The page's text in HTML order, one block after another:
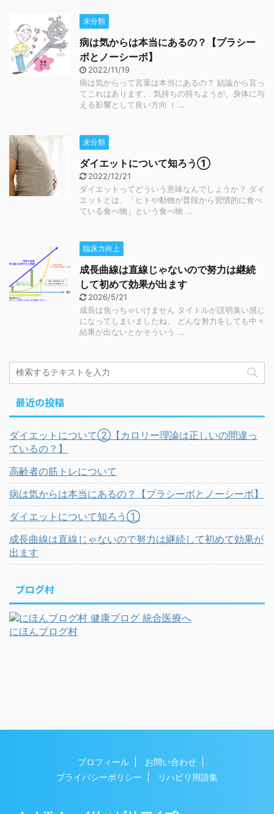
未分類
病は気からは本当にあるの？【プラシー
ボとノーシーボ】
2022/11/19
病は気からって言葉は本当にあるの？ 結論から言っ
てこれはあります。 気持ちの持ちようが、身体に与
える影響として良い方向（ ...
未分類
ダイエットについて知ろう①
2022/12/21
ダイエットってどういう意味なんでしょうか？ ダイ
エットとは、「ヒトや動物が普段から習慣的に食べ
ている食べ物」という食べ物 ...
臨床力向上
成長曲線は直線じゃないので努力は継続
して初めて効果が出ます
2026/5/21
成長は焦っちゃいけません タイトルが説明臭い感じ
になってしまいましたね。 どんな努力をしても中々
結果が出ないとかそういう ...
最近の投稿
ダイエットについて②【カロリー理論は正しいの間違っ
ているの？】
高齢者の筋トレについて
病は気からは本当にあるの？【プラシーボとノーシーボ】
ダイエットについて知ろう①
成長曲線は直線じゃないので努力は継続して初めて効果が
出ます
ブログ村
にほんブログ村
プロフィール
お問い合わせ
プライバシーポリシー
リハビリ用語集